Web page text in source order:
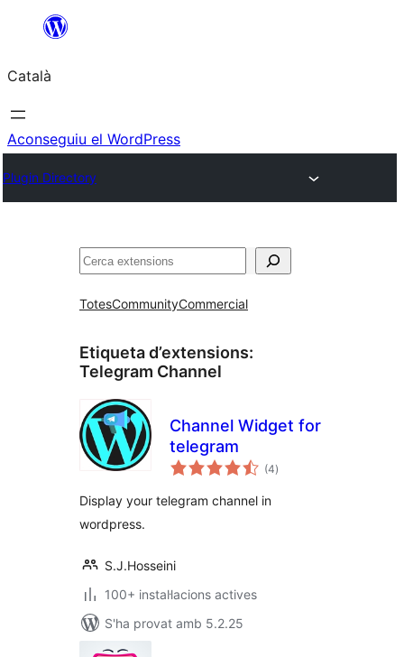
contingut
Català
Aconseguiu el WordPress
Plugin Directory
Cerca
TotesCommunityCommercial
Etiqueta d’extensions:
Telegram Channel
Channel Widget for
telegram
(4puntuacions
totals
)
Display your telegram channel in
wordpress.
S.J.Hosseini
100+ instal·lacions actives
S'ha provat amb 5.2.25